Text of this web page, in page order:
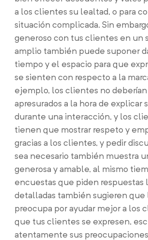
a los clientes su lealtad, o para
situación complicada. Sin
generoso con tus clientes en un
amplio también puede suponer
tiempo y el espacio para que
se sienten con respecto a la
ejemplo, los clientes no
apresurados a la hora de explicar
durante una interacción, y los
tienen que mostrar respeto y
gracias a los clientes, y pedir
sea necesario también muestra
generosa y amable, al mismo
encuestas que piden respuestas
detalladas también sugieren que
preocupa por ayudar mejor a los
que tus clientes se expresen,
atentamente sus